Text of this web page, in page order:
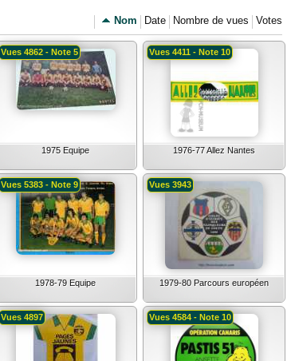
Votes
Nombre de vues
Date
Nom
1975 Equipe
Vues 4862 - Note 5
1976-77 Allez Nantes
Vues 4411 - Note 10
1978-79 Equipe
Vues 5383 - Note 9
1979-80 Parcours européen
Vues 3943
Vues 4897 Vues 4584 - Note 10